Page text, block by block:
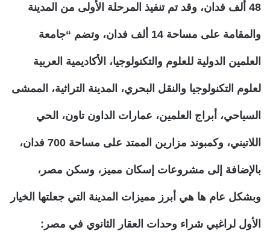
48 ألف فدان، وقد تم تنفيذ المرحلة الأولى من المدينة
والمقامة على مساحة 14 ألف فدان، وتضم “جامعة
العلمين الدولية للعلوم والتكنولوجيا، الأكاديمية العربية
لعلوم التكنولوجيا والنقل البحري، المدينة التراثية، الممشى
السياحي، أبراج العلمين، عمارات الداون تاون، الحي
اللاتيني، وكمبوند مزارين الممتد على مساحة 700 فدان،
بالإضافة إلى مشروعات إسكان مميز، وسكن مصر،
وبشكل عام ها هي أبرز مميزات المدينة التي جعلتها الخيار
الأول لراغبي شراء وحدات العقار الثانوي في مصر: